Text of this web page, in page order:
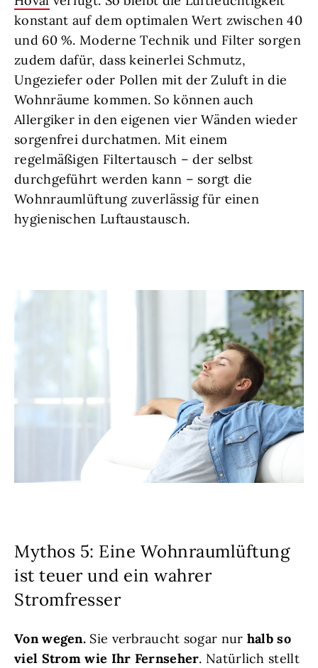
konstant auf dem optimalen Wert zwischen 40
und 60 %. Moderne Technik und Filter sorgen
zudem dafür, dass keinerlei Schmutz,
Ungeziefer oder Pollen mit der Zuluft in die
Wohnräume kommen. So können auch
Allergiker in den eigenen vier Wänden wieder
sorgenfrei durchatmen. Mit einem
regelmäßigen Filtertausch – der selbst
durchgeführt werden kann – sorgt die
Wohnraumlüftung zuverlässig für einen
hygienischen Luftaustausch.
Mythos 5: Eine Wohnraumlüftung
ist teuer und ein wahrer
Stromfresser
Von wegen. Sie verbraucht sogar nur halb so
viel Strom wie Ihr Fernseher. Natürlich stellt